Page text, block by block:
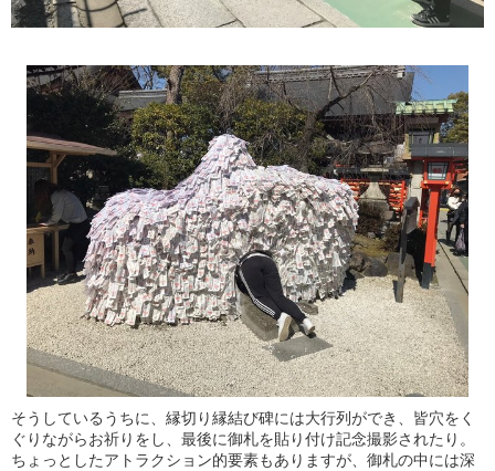
そうしているうちに、縁切り縁結び碑には大行列ができ、皆穴をく
ぐりながらお祈りをし、最後に御札を貼り付け記念撮影されたり。
ちょっとしたアトラクション的要素もありますが、御札の中には深